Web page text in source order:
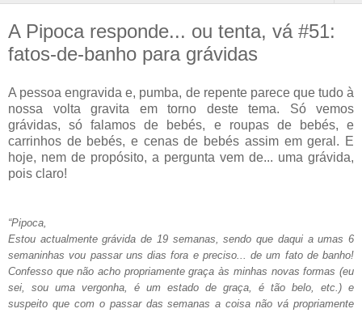
A Pipoca responde... ou tenta, vá #51:
fatos-de-banho para grávidas
A pessoa engravida e, pumba, de repente parece que tudo à
nossa volta gravita em torno deste tema. Só vemos
grávidas, só falamos de bebés, e roupas de bebés, e
carrinhos de bebés, e cenas de bebés assim em geral. E
hoje, nem de propósito, a pergunta vem de... uma grávida,
pois claro!
“Pipoca,
Estou actualmente grávida de 19 semanas, sendo que daqui a umas 6
semaninhas vou passar uns dias fora e preciso... de um fato de banho!
Confesso que não acho propriamente graça às minhas novas formas (eu
sei, sou uma vergonha, é um estado de graça, é tão belo, etc.) e
suspeito que com o passar das semanas a coisa não vá propriamente